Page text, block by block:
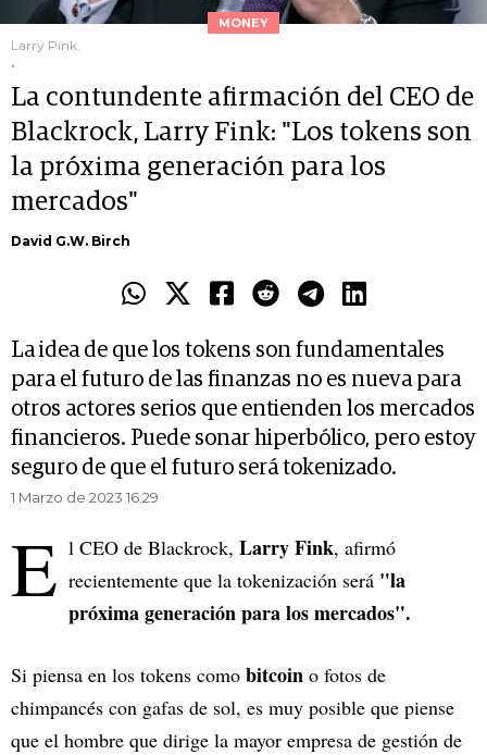
MONEY
Larry Pink.
.
La contundente afirmación del CEO de
Blackrock, Larry Fink: "Los tokens son
la próxima generación para los
mercados"
David G.W. Birch
La idea de que los tokens son fundamentales
para el futuro de las finanzas no es nueva para
otros actores serios que entienden los mercados
financieros. Puede sonar hiperbólico, pero estoy
seguro de que el futuro será tokenizado.
1 Marzo de 2023 16.29
E l CEO de Blackrock, Larry Fink, afirmó
recientemente que la tokenización será "la
próxima generación para los mercados".
Si piensa en los tokens como bitcoin o fotos de
chimpancés con gafas de sol, es muy posible que piense
que el hombre que dirige la mayor empresa de gestión de